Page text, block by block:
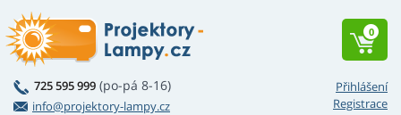
Přihlášení
Registrace
725 595 999 (po-pá 8-16)
info@projektory-lampy.cz
0